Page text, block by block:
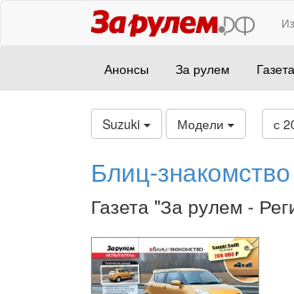
Анонсы За рулем
Suzuki Модели с
Блиц-знакомство
Газета "За рулем -